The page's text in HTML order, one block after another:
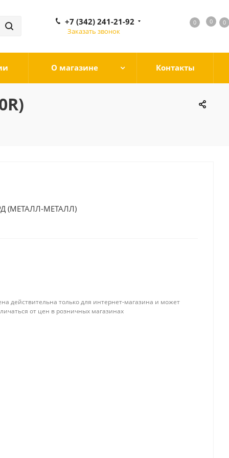
0 0 0
0
+7 (342) 241-21-92
Заказать звонок
О магазине Контакты
(МЕТАЛЛ-МЕТАЛЛ)
действительна только для интернет-магазина и может
от цен в розничных магазинах